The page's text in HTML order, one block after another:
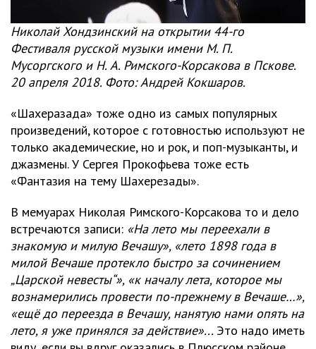
Николай Хондзинский на открытии 44-го
Фестиваля русской музыки имени М. П.
Мусоргского и Н. А. Римского-Корсакова в Пскове.
20 апреля 2018. Фото: Андрей Кокшаров.
«Шахеразада» тоже одно из самых популярных
произведений, которое с готовностью используют не
только академические, но и рок, и поп-музыканты, и
джазмены. У Сергея Прокофьева тоже есть
«Фантазия на тему Шахерезады».
В мемуарах Николая Римского-Корсакова то и дело
встречаются записи: «На лето мы переехали в
знакомую и милую Вечашу», «лето 1898 года в
милой Beчаше протекло быстро за сочинением
„Царской невесты“», «к началу лета, которое мы
вознамерились провести по-прежнему в Вечаше…»,
«ещё до переезда в Вечашу, нанятую нами опять на
лето, я уже принялся за действие»... Это надо иметь